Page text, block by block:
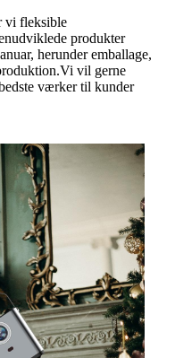
vi fleksible
produkter
herunder emballage,
vil gerne
værker til kunder